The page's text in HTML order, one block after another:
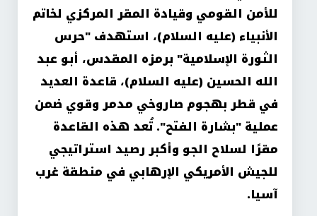
للأمن القومي وقيادة المقر المركزي لخاتم
الأنبياء (عليه السلام)، استهدف "حرس
الثورة الإسلامية" برمزه المقدس، أبو عبد
الله الحسين (عليه السلام)، قاعدة العديد
في قطر بهجوم صاروخي مدمر وقوي ضمن
عملية "بشارة الفتح". تُعد هذه القاعدة
مقرًا لسلاح الجو وأكبر رصيد استراتيجي
للجيش الأمريكي الإرهابي في منطقة غرب
آسيا.